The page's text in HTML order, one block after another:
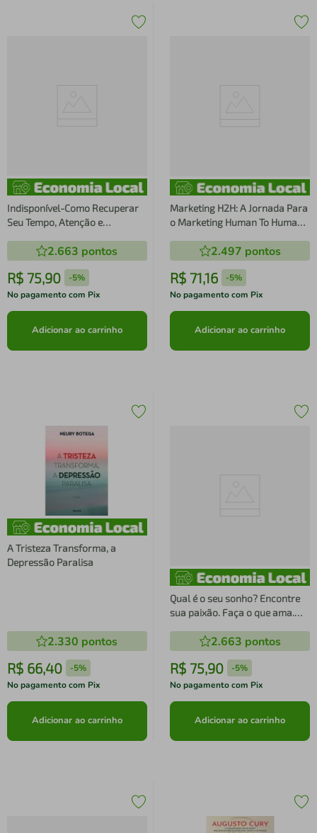
Indisponível-Como Recuperar
Seu Tempo, Atenção e
2.663 pontos
R$ 75,90 -5%
No pagamento com Pix
Adicionar ao carrinho
Marketing H2H: A Jornada Para
o Marketing Human To Human -
2.497 pontos
R$ 71,16 -5%
No pagamento com Pix
Adicionar ao carrinho
A Tristeza Transforma, a
Depressão Paralisa
2.330 pontos
R$ 66,40 -5%
No pagamento com Pix
Adicionar ao carrinho
Qual é o seu sonho? Encontre
sua paixão. Faça o que ama.
2.663 pontos
R$ 75,90 -5%
No pagamento com Pix
Adicionar ao carrinho